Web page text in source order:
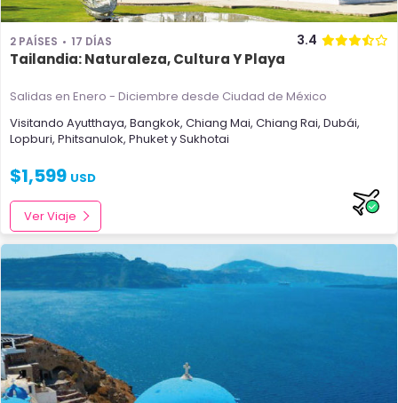
2 PAÍSES 17 DÍAS 3.4
Tailandia: Naturaleza, Cultura Y Playa
Salidas en Enero - Diciembre desde Ciudad de México
Visitando Ayutthaya, Bangkok, Chiang Mai, Chiang Rai, Dubái,
Lopburi, Phitsanulok, PhuketySukhotai
$1,599 USD
Ver Viaje